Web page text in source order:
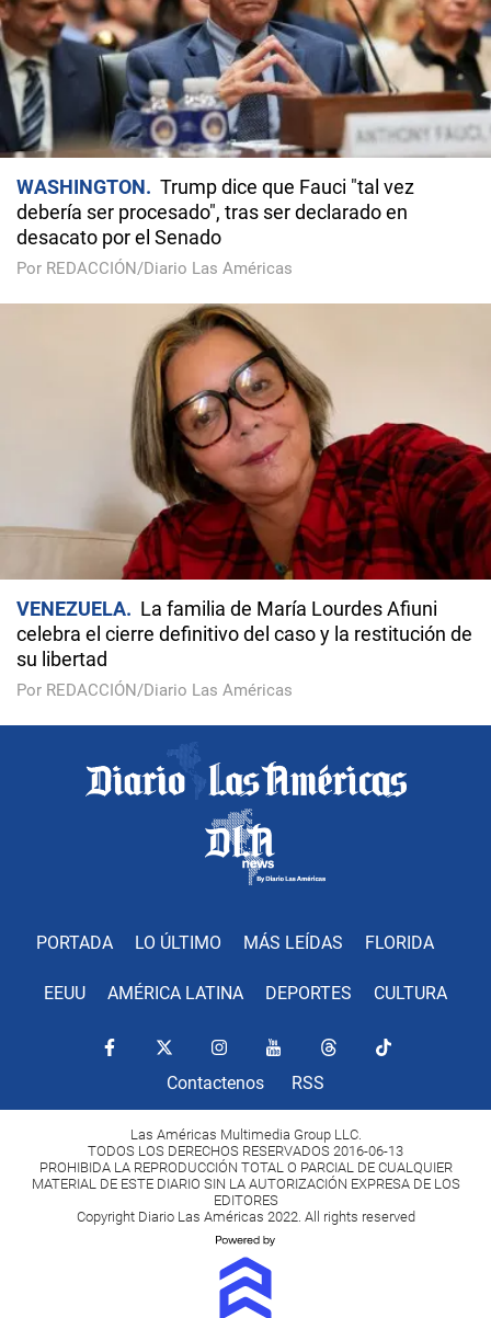
WASHINGTON
Trump dice que Fauci "tal vez
debería ser procesado", tras ser declarado en
desacato por el Senado
Por REDACCIÓN/Diario Las Américas
VENEZUELA
La familia de María Lourdes Afiuni
celebra el cierre definitivo del caso y la restitución de
su libertad
Por REDACCIÓN/Diario Las Américas
PORTADA LO ÚLTIMO MÁS LEÍDAS FLORIDA
EEUU AMÉRICA LATINA DEPORTES CULTURA
Contactenos RSS
Las Américas Multimedia Group LLC.
TODOS LOS DERECHOS RESERVADOS 2016-06-13
PROHIBIDA LA REPRODUCCIÓN TOTAL O PARCIAL DE CUALQUIER
MATERIAL DE ESTE DIARIO SIN LA AUTORIZACIÓN EXPRESA DE LOS
EDITORES
Copyright Diario Las Américas 2022. All rights reserved